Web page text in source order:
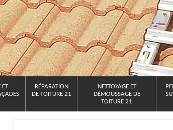
ET
RÉPARATION
DE TOITURE 21
NETTOYAGE ET
DÉMOUSSAGE DE
TOITURE 21